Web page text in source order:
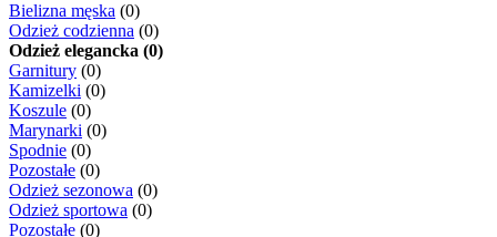
Bielizna męska (0)
Odzież codzienna (0)
Odzież elegancka (0)
Garnitury (0)
Kamizelki (0)
Koszule (0)
Marynarki (0)
Spodnie (0)
Pozostałe (0)
Odzież sezonowa (0)
Odzież sportowa (0)
Pozostałe (0)